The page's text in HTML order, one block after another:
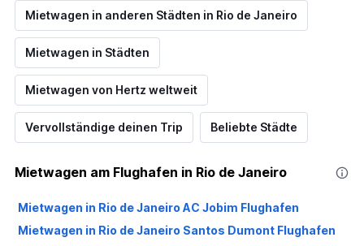
Mietwagen in anderen Städten in Rio de Janeiro
Mietwagen in Städten
Mietwagen von Hertz weltweit
Vervollständige deinen Trip Beliebte Städte
Mietwagen am Flughafen in Rio de Janeiro
Mietwagen in Rio de Janeiro AC Jobim Flughafen
Mietwagen in Rio de Janeiro Santos Dumont Flughafen